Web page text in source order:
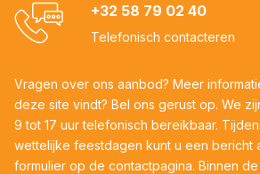
+32 58 79 02 40
Telefonisch contacteren
Vragen over ons aanbod? Meer
deze site vindt? Bel ons gerust op. We
9 tot 17 uur telefonisch bereikbaar.
wettelijke feestdagen kunt u een bericht
formulier op de contactpagina. Binnen